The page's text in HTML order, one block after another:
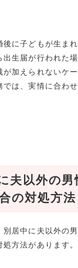
後に子どもが生ま
出生届が行われた
加えられないケ
は、実情に合わ
夫以外の男
の対処方法
別居中に夫以外の
方法があります。